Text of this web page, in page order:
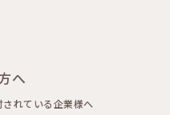
へ
れている企業様へ